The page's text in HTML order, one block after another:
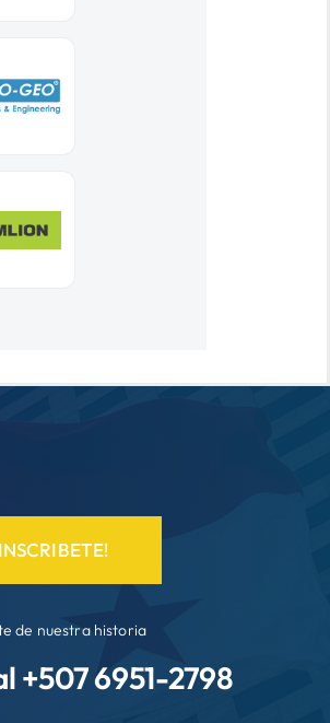
de nuestra historia
+5076951-2798